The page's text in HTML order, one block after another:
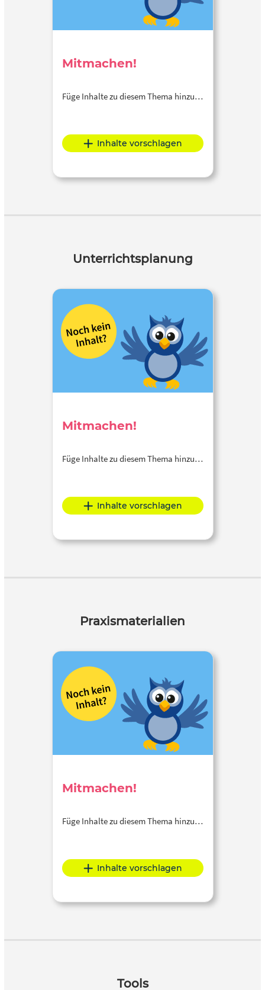
Mitmachen!
Füge Inhalte zu diesem Thema hinzu…
Inhalte vorschlagen
Unterrichtsplanung
Mitmachen!
Füge Inhalte zu diesem Thema hinzu…
Inhalte vorschlagen
Praxismaterialien
Mitmachen!
Füge Inhalte zu diesem Thema hinzu…
Inhalte vorschlagen
Tools